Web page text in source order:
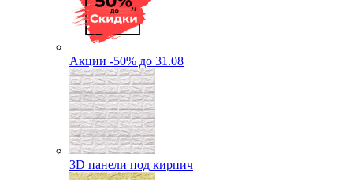
Акции -50% до 31.08
3D панели под кирпич